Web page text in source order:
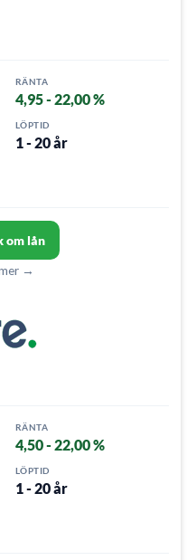
RÄNTA
4,95 - 22,00 %
LÖPTID
1 - 20 år
om lån
→
RÄNTA
4,50 - 22,00 %
LÖPTID
1 - 20 år